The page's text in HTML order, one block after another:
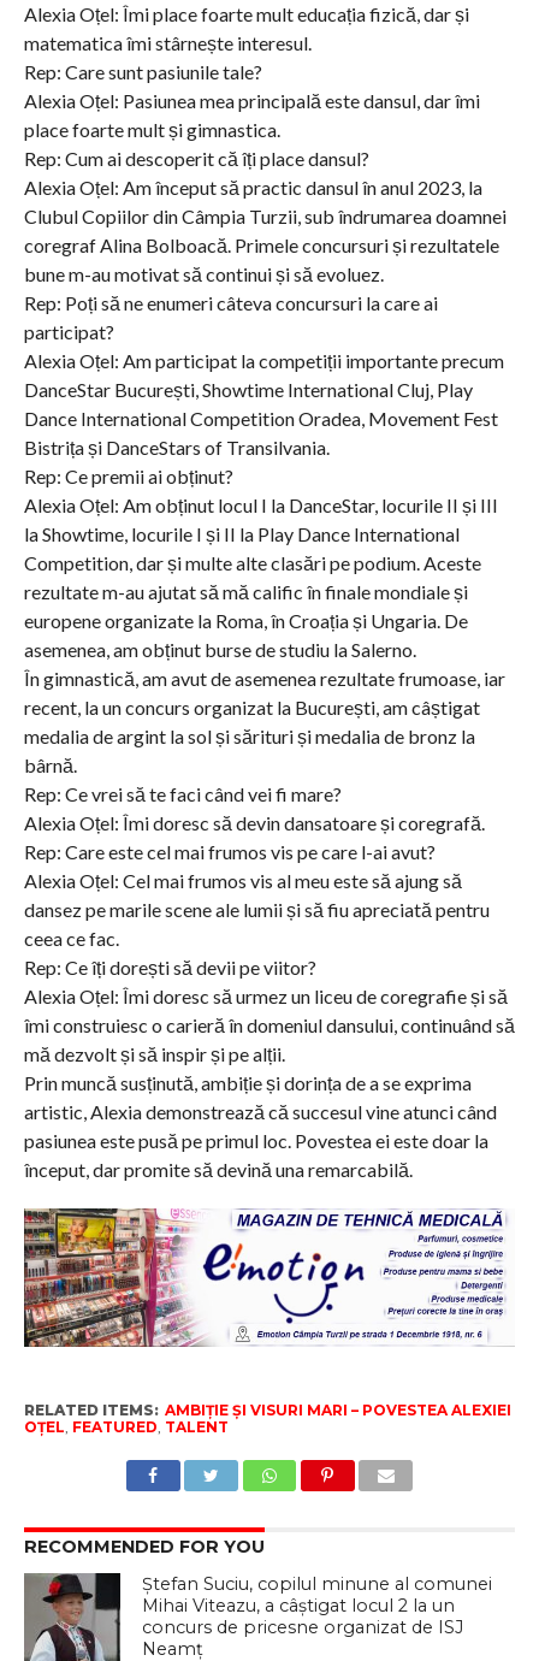
Alexia Oțel: Îmi place foarte mult educația fizică, dar și
matematica îmi stârnește interesul.
Rep: Care sunt pasiunile tale?
Alexia Oțel: Pasiunea mea principală este dansul, dar îmi
place foarte mult și gimnastica.
Rep: Cum ai descoperit că îți place dansul?
Alexia Oțel: Am început să practic dansul în anul 2023, la
Clubul Copiilor din Câmpia Turzii, sub îndrumarea doamnei
coregraf Alina Bolboacă. Primele concursuri și rezultatele
bune m-au motivat să continui și să evoluez.
Rep: Poți să ne enumeri câteva concursuri la care ai
participat?
Alexia Oțel: Am participat la competiții importante precum
DanceStar București, Showtime International Cluj, Play
Dance International Competition Oradea, Movement Fest
Bistrița și DanceStars of Transilvania.
Rep: Ce premii ai obținut?
Alexia Oțel: Am obținut locul I la DanceStar, locurile II și III
la Showtime, locurile I și II la Play Dance International
Competition, dar și multe alte clasări pe podium. Aceste
rezultate m-au ajutat să mă calific în finale mondiale și
europene organizate la Roma, în Croația și Ungaria. De
asemenea, am obținut burse de studiu la Salerno.
În gimnastică, am avut de asemenea rezultate frumoase, iar
recent, la un concurs organizat la București, am câștigat
medalia de argint la sol și sărituri și medalia de bronz la
bârnă.
Rep: Ce vrei să te faci când vei fi mare?
Alexia Oțel: Îmi doresc să devin dansatoare și coregrafă.
Rep: Care este cel mai frumos vis pe care l-ai avut?
Alexia Oțel: Cel mai frumos vis al meu este să ajung să
dansez pe marile scene ale lumii și să fiu apreciată pentru
ceea ce fac.
Rep: Ce îți dorești să devii pe viitor?
Alexia Oțel: Îmi doresc să urmez un liceu de coregrafie și să
îmi construiesc o carieră în domeniul dansului, continuând să
mă dezvolt și să inspir și pe alții.
Prin muncă susținută, ambiție și dorința de a se exprima
artistic, Alexia demonstrează că succesul vine atunci când
pasiunea este pusă pe primul loc. Povestea ei este doar la
început, dar promite să devină una remarcabilă.
RELATED ITEMS: AMBIȚIE ȘI VISURI MARI – POVESTEA ALEXIEI
OȚEL FEATURED TALENT
RECOMMENDED FOR YOU
Ștefan Suciu, copilul minune al comunei
Mihai Viteazu, a câștigat locul 2 la un
concurs de pricesne organizat de ISJ
Neamț